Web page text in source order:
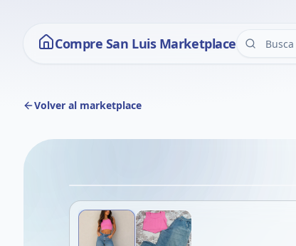
Compre San Luis Marketplace
Volver al marketplace